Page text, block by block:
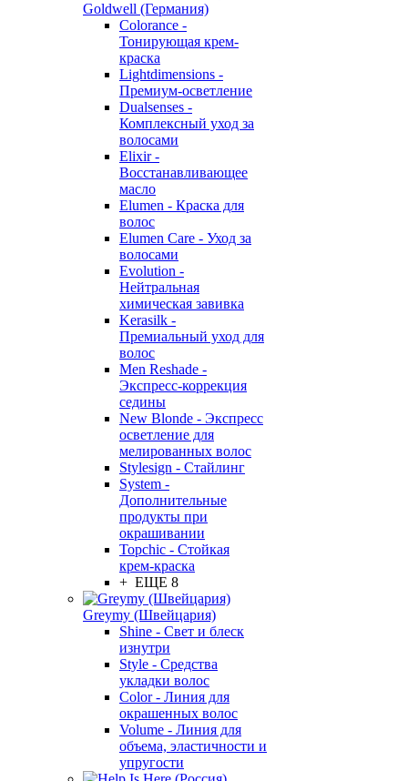
Goldwell (Германия)
Colorance -
Тонирующая крем-
краска
Lightdimensions -
Премиум-осветление
Dualsenses -
Комплексный уход за
волосами
Elixir -
Восстанавливающее
масло
Elumen - Краска для
волос
Elumen Care - Уход за
волосами
Evolution -
Нейтральная
химическая завивка
Kerasilk -
Премиальный уход для
волос
Men Reshade -
Экспресс-коррекция
седины
New Blonde - Экспресс
осветление для
мелированных волос
Stylesign - Стайлинг
System -
Дополнительные
продукты при
окрашивании
Topchic - Стойкая
крем-краска
+ ЕЩЕ 8
Greymy (Швейцария)
Shine - Свет и блеск
изнутри
Style - Средства
укладки волос
Color - Линия для
окрашенных волос
Volume - Линия для
объема, эластичности и
упругости